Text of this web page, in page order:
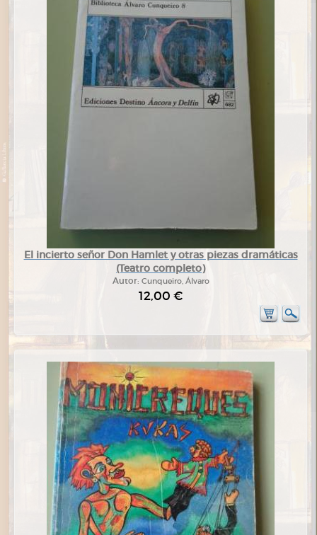
El incierto señor Don Hamlet y otras piezas dramáticas
(Teatro completo)
Autor: Cunqueiro, Álvaro
12,00 €